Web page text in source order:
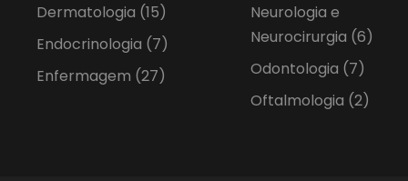
Dermatologia (15)
Endocrinologia (7)
Enfermagem (27)
Neurologia e
Neurocirurgia (6)
Odontologia (7)
Oftalmologia (2)